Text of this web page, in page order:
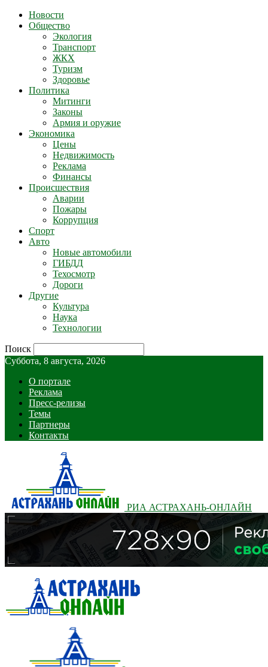
Новости
Общество
Экология
Транспорт
ЖКХ
Туризм
Здоровье
Политика
Митинги
Законы
Армия и оружие
Экономика
Цены
Недвижимость
Реклама
Финансы
Происшествия
Аварии
Пожары
Коррупция
Спорт
Авто
Новые автомобили
ГИБДД
Техосмотр
Дороги
Другие
Культура
Наука
Технологии
Поиск
Суббота, 8 августа, 2026
О портале
Реклама
Пресс-релизы
Темы
Партнеры
Контакты
РИА АСТРАХАНЬ-ОНЛАЙН